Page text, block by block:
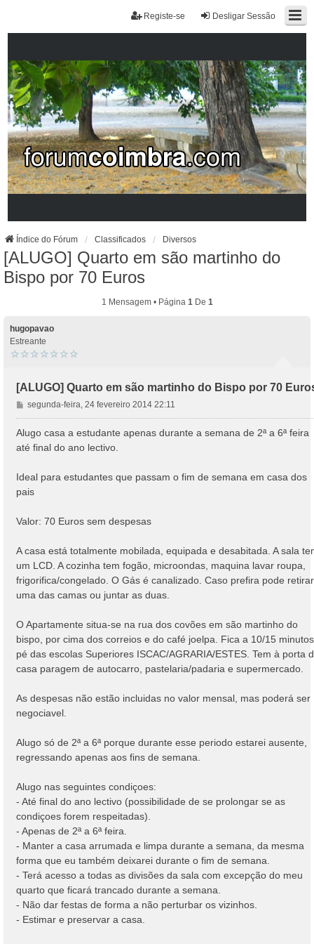
Desligar Sessão
Registe-se
Índice do Fórum Classificados Diversos
[ALUGO] Quarto em são martinho do
Bispo por 70 Euros
1 Mensagem • Página 1De 1
hugopavao
Estreante
[ALUGO] Quarto em são martinho do Bispo por 70
M
e
n
a
e
m
segunda-feira, 24 fevereiro 2014 22:11
Alugo casa a estudante apenas durante a semana de 2ª a 6ª feira
até final do ano lectivo.
Ideal para estudantes que passam o fim de semana em casa dos
pais
Valor: 70 Euros sem despesas
A casa está totalmente mobilada, equipada e desabitada. A sala
um LCD. A cozinha tem fogão, microondas, maquina lavar roupa,
frigorifica/congelado. O Gás é canalizado. Caso prefira pode retirar
uma das camas ou juntar as duas.
O Apartamente situa-se na rua dos covões em são martinho do
bispo, por cima dos correios e do café joelpa. Fica a 10/15
pé das escolas Superiores ISCAC/AGRARIA/ESTES. Tem à porta
casa paragem de autocarro, pastelaria/padaria e supermercado.
As despesas não estão incluidas no valor mensal, mas poderá ser
negociavel.
Alugo só de 2ª a 6ª porque durante esse periodo estarei ausente,
regressando apenas aos fins de semana.
Alugo nas seguintes condiçoes:
- Até final do ano lectivo (possibilidade de se prolongar se as
condiçoes forem respeitadas).
- Apenas de 2ª a 6ª feira.
- Manter a casa arrumada e limpa durante a semana, da mesma
forma que eu também deixarei durante o fim de semana.
- Terá acesso a todas as divisões da sala com excepção do meu
quarto que ficará trancado durante a semana.
- Não dar festas de forma a não perturbar os vizinhos.
- Estimar e preservar a casa.